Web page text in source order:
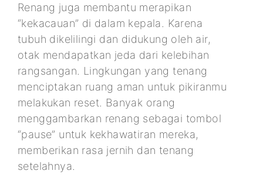
Renang juga membantu merapikan
“kekacauan” di dalam kepala. Karena
tubuh dikelilingi dan didukung oleh air,
otak mendapatkan jeda dari kelebihan
rangsangan. Lingkungan yang tenang
menciptakan ruang aman untuk pikiranmu
melakukan reset. Banyak orang
menggambarkan renang sebagai tombol
“pause” untuk kekhawatiran mereka,
memberikan rasa jernih dan tenang
setelahnya.